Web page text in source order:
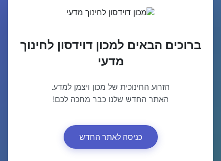
ברוכים הבאים למכון דוידסון לחינוך
מדעי
הזרוע החינוכית של מכון ויצמן למדע.
האתר החדש שלנו כבר מחכה לכם!
כניסה לאתר החדש